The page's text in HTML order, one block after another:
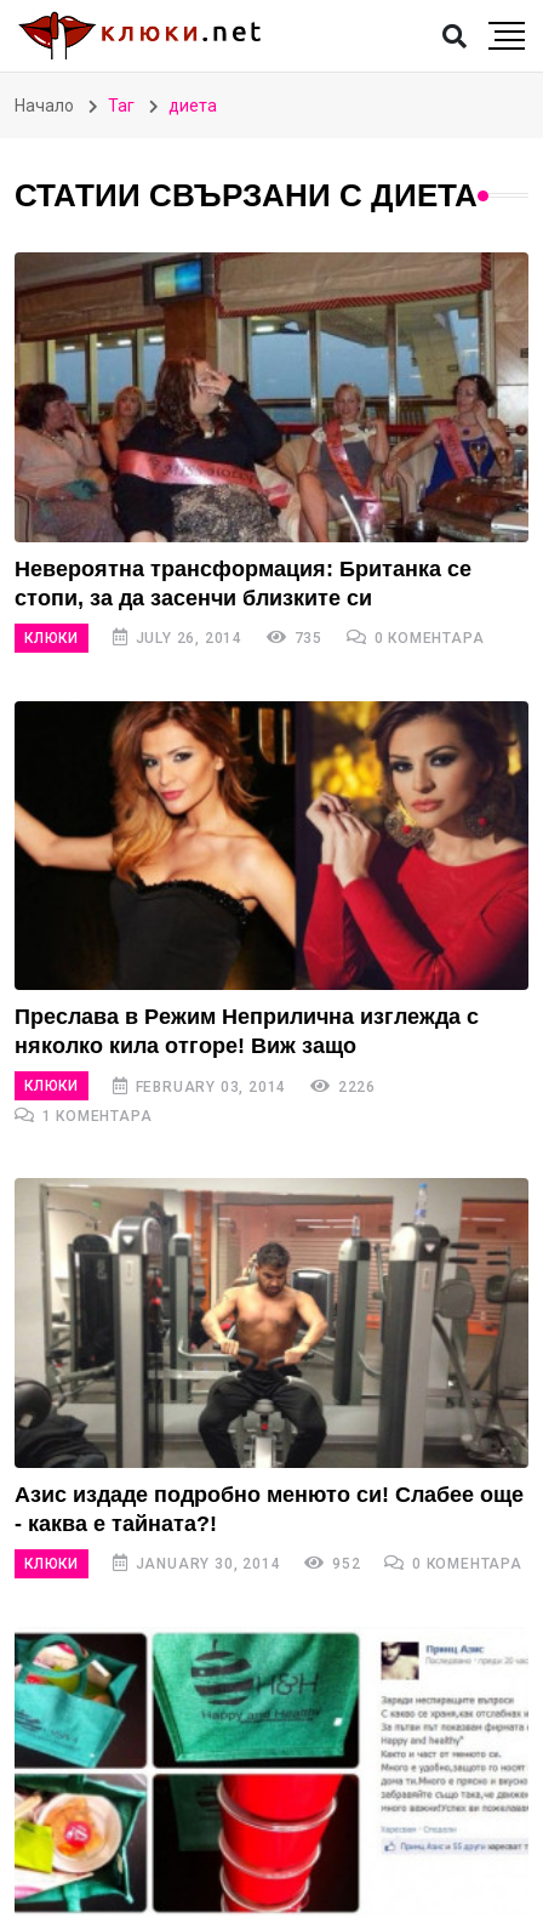
Начало Таг диета
СТАТИИ СВЪРЗАНИ С ДИЕТА
Невероятна трансформация: Британка се
стопи, за да засенчи близките си
КЛЮКИ JULY 26, 2014 735 0 КОМЕНТАРА
Преслава в Режим Неприлична изглежда с
няколко кила отгоре! Виж защо
КЛЮКИ FEBRUARY 03, 2014
2226
1 КОМЕНТАРА
Азис издаде подробно менюто си! Слабее още
- каква е тайната?!
КЛЮКИ JANUARY 30, 2014 952 0 КОМЕНТАРА